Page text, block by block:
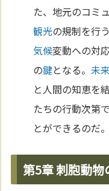
た、地元のコミ
観光の規制を行
気候変動への対
の鍵となる。未来
と人間の知恵を
たちの行動次第
とができるのだ。
第5章 刺胞動